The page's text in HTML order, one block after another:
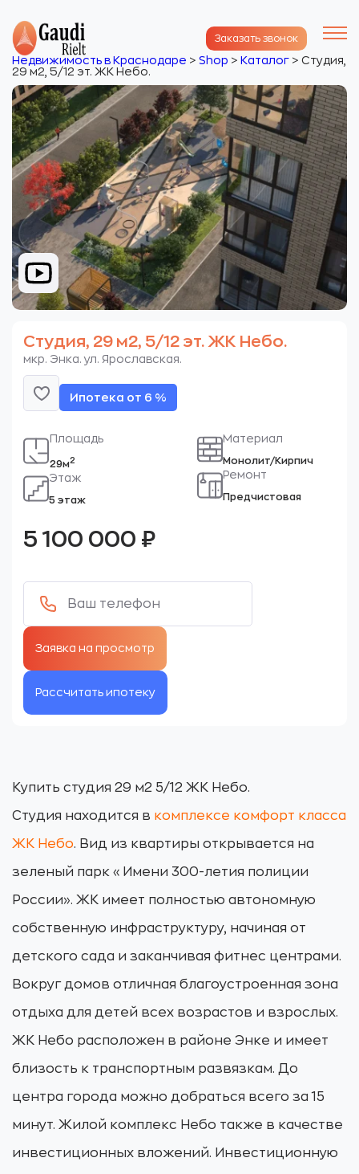
Заказать звонок
Недвижимость в Краснодаре > Shop > Каталог > Студия,
29 м2, 5/12 эт. ЖК Небо.
Студия, 29 м2, 5/12 эт. ЖК Небо.
мкр. Энка. ул. Ярославская.
Ипотека от 6 %
Площадь
29м2
Этаж
5 этаж
Материал
Монолит/Кирпич
Ремонт
Предчистовая
5 100 000 ₽
Рассчитать ипотеку
Купить студия 29 м2 5/12 ЖК Небо.
Студия находится в комплексе комфорт класса
ЖК Небо. Вид из квартиры открывается на
зеленый парк «Имени 300-летия полиции
России». ЖК имеет полностью автономную
собственную инфраструктуру, начиная от
детского сада и заканчивая фитнес центрами.
Вокруг домов отличная благоустроенная зона
отдыха для детей всех возрастов и взрослых.
ЖК Небо расположен в районе Энке и имеет
близость к транспортным развязкам. До
центра города можно добраться всего за 15
минут. Жилой комплекс Небо также в качестве
инвестиционных вложений. Инвестиционную